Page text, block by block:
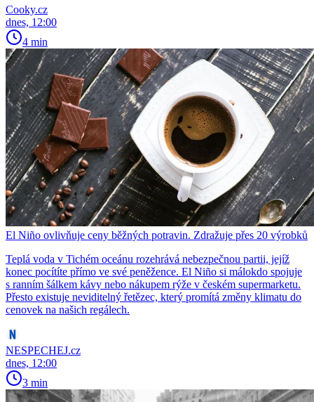
Cooky.cz
dnes, 12:00
4 min
El Niño ovlivňuje ceny běžných potravin. Zdražuje přes 20 výrobků
Teplá voda v Tichém oceánu rozehrává nebezpečnou partii, jejíž
konec pocítíte přímo ve své peněžence. El Niño si málokdo spojuje
s ranním šálkem kávy nebo nákupem rýže v českém supermarketu.
Přesto existuje neviditelný řetězec, který promítá změny klimatu do
cenovek na našich regálech.
NESPECHEJ.cz
dnes, 12:00
3 min